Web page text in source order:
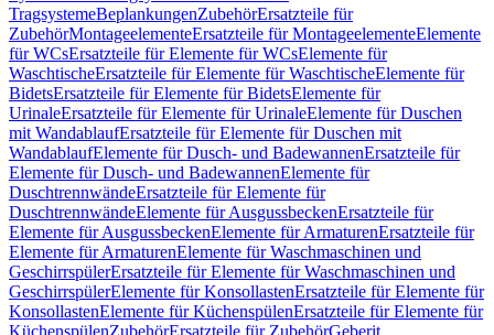
TragsystemeBeplankungenZubehörErsatzteile für
ZubehörMontageelementeErsatzteile für MontageelementeElemente
für WCsErsatzteile für Elemente für WCsElemente für
WaschtischeErsatzteile für Elemente für WaschtischeElemente für
BidetsErsatzteile für Elemente für BidetsElemente für
UrinaleErsatzteile für Elemente für UrinaleElemente für Duschen
mit WandablaufErsatzteile für Elemente für Duschen mit
WandablaufElemente für Dusch- und BadewannenErsatzteile für
Elemente für Dusch- und BadewannenElemente für
DuschtrennwändeErsatzteile für Elemente für
DuschtrennwändeElemente für AusgussbeckenErsatzteile für
Elemente für AusgussbeckenElemente für ArmaturenErsatzteile für
Elemente für ArmaturenElemente für Waschmaschinen und
GeschirrspülerErsatzteile für Elemente für Waschmaschinen und
GeschirrspülerElemente für KonsollastenErsatzteile für Elemente für
KonsollastenElemente für KüchenspülenErsatzteile für Elemente für
KüchenspülenZubehörErsatzteile für ZubehörGeberit